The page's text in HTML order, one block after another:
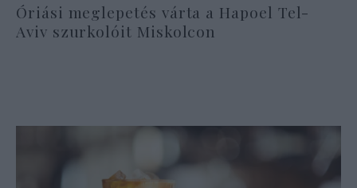
Óriási meglepetés várta a Hapoel Tel-
Aviv szurkolóit Miskolcon